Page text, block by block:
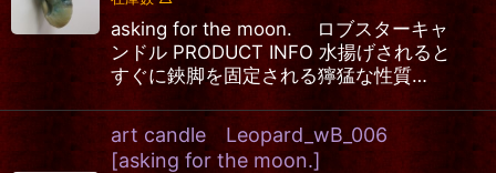
asking for the moon. ロブスターキャ
ンドル PRODUCT INFO 水揚げされると
すぐに鋏脚を固定される獰猛な性質…
art candle Leopard_wB_006
[asking for the moon.]